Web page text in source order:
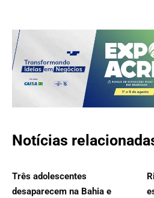
Notícias
Três adolescentes
desaparecem na Bahia e